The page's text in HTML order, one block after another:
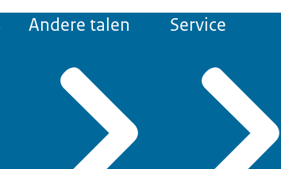
Andere talen Service